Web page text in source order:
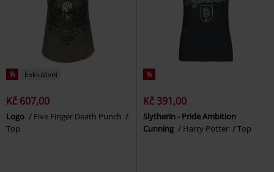
% Exkluzivní
Kč 607,00
Logo
Five Finger Death Punch
Top
%
Kč 391,00
Slytherin - Pride Ambition
Cunning
Harry Potter Top